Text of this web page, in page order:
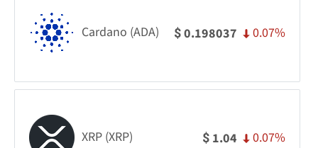
Cardano (ADA) $0.198037 0.07%
XRP (XRP) $ 1.04 0.07%